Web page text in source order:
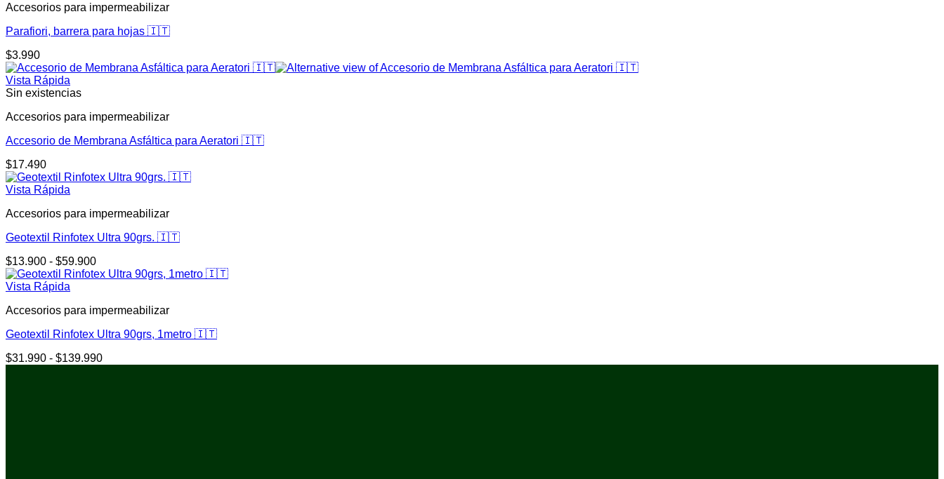
Accesorios para impermeabilizar
Parafiori, barrera para hojas 🇮🇹
$3.990
Vista Rápida
Sin existencias
Accesorios para impermeabilizar
Accesorio de Membrana Asfáltica para Aeratori 🇮🇹
$17.490
Vista Rápida
Accesorios para impermeabilizar
Geotextil Rinfotex Ultra 90grs. 🇮🇹
$13.900 - $59.900
Vista Rápida
Accesorios para impermeabilizar
Geotextil Rinfotex Ultra 90grs, 1metro 🇮🇹
$31.990 - $139.990